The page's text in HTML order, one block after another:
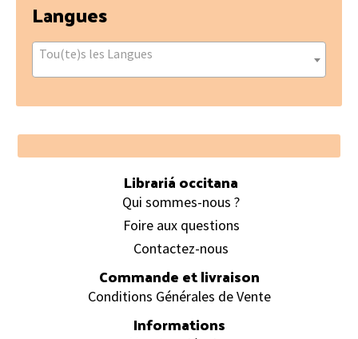
Langues
Tou(te)s les Langues
Footer
Librariá occitana
Qui sommes-nous ?
Foire aux questions
Contactez-nous
Commande et livraison
Conditions Générales de Vente
Informations